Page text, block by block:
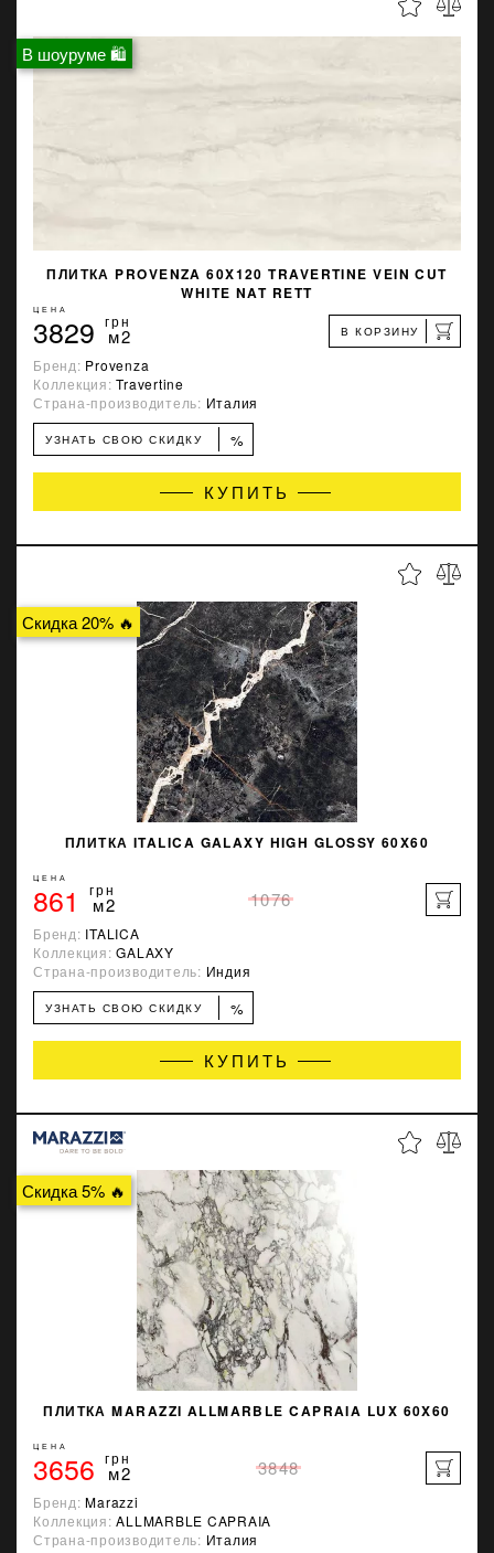
В шоуруме 🛍
ПЛИТКА PROVENZA 60X120 TRAVERTINE VEIN CUT
WHITE NAT RETT
ЦЕНА
3829 грн
м2 В КОРЗИНУ
Бренд: Provenza
Коллекция:Travertine
Страна-производитель: Италия
УЗНАТЬ СВОЮ СКИДКУ %
КУПИТЬ
Скидка 20% 🔥
ПЛИТКА ITALICA GALAXY HIGH GLOSSY 60X60
ЦЕНА
861 грн
м2 1076
Бренд: ITALICA
Коллекция:GALAXY
Страна-производитель: Индия
УЗНАТЬ СВОЮ СКИДКУ %
КУПИТЬ
Скидка 5% 🔥
ПЛИТКА MARAZZI ALLMARBLE CAPRAIA LUX 60X60
ЦЕНА
3656 грн
м2 3848
Бренд:Marazzi
Коллекция:ALLMARBLE CAPRAIA
Страна-производитель: Италия